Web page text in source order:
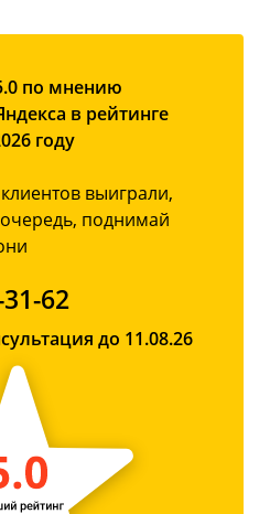
по мнению
в рейтинге
году
выиграли,
поднимай
62
до 11.08.26